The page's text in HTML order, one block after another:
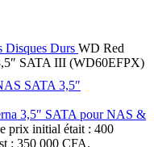
Disques Durs WD Red
SATA III (WD60EFPX)
3,5″ SATA pour NAS &
prix initial était : 400
: 350 000 CFA.